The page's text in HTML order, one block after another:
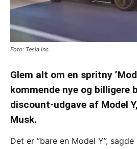
Foto: Tesla Inc.
Glem alt om en spritny
kommende nye og billigere
discount-udgave af Model
Musk.
Det er ”bare en Model Y”,